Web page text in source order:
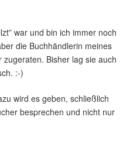
war und bin ich immer noch
die Buchhändlerin meines
zugeraten. Bisher lag sie auch
:-)
wird es geben, schließlich
besprechen und nicht nur